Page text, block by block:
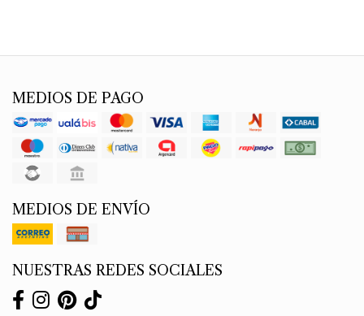
MEDIOS DE PAGO
MEDIOS DE ENVÍO
NUESTRAS REDES SOCIALES